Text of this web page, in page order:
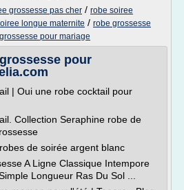
grossesse pas cher / robe soiree
longue maternite / robe grossesse
pour mariage
pour
| Oui une robe cocktail pour
Collection Seraphine robe de
de soirée argent blanc
A Ligne Classique Intempore
Longueur Ras Du Sol ...